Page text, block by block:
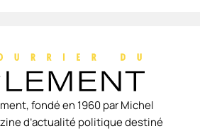
fondé en 1960 par Michel
d’actualité politique destiné